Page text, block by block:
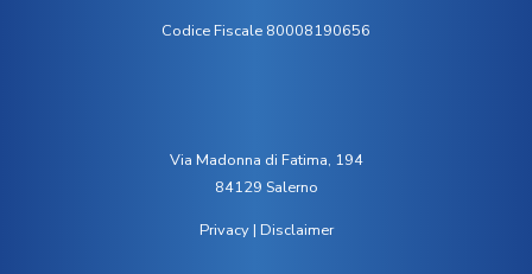
Codice Fiscale 80008190656
Via Madonna di Fatima, 194
84129 Salerno
Privacy| Disclaimer